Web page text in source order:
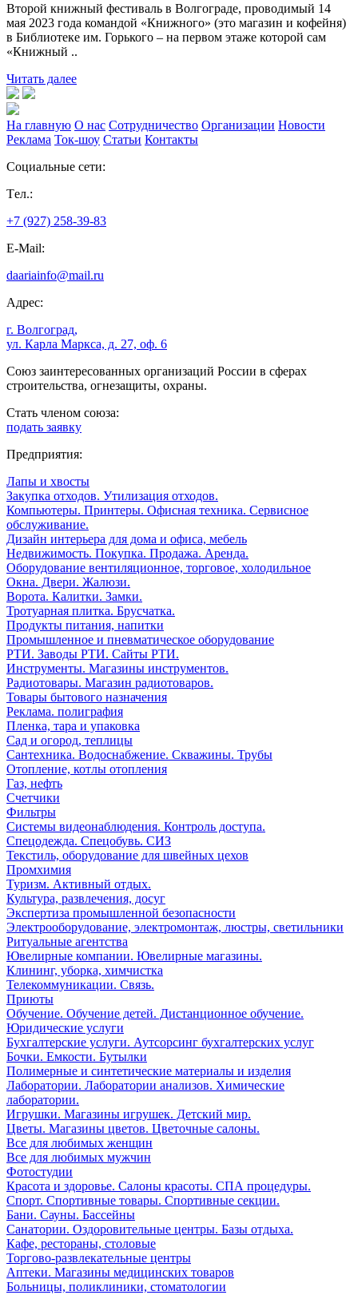
Второй книжный фестиваль в Волгограде, проводимый 14
мая 2023 года командой «Книжного» (это магазин и кофейня)
в Библиотеке им. Горького – на первом этаже которой сам
«Книжный ..
Читать далее
На главную О нас Сотрудничество Организации Новости
Реклама Ток-шоу Статьи Контакты
Социальные сети:
Tел.:
+7 (927) 258-39-83
E-Mail:
daariainfo@mail.ru
Адрес:
г. Волгоград,
ул. Карла Маркса, д. 27, оф. 6
Союз заинтересованных организаций России в сферах
строительства, огнезащиты, охраны.
Стать членом союза:
подать заявку
Предприятия:
Лапы и хвосты
Закупка отходов. Утилизация отходов.
Компьютеры. Принтеры. Офисная техника. Сервисное
обслуживание.
Дизайн интерьера для дома и офиса, мебель
Недвижимость. Покупка. Продажа. Аренда.
Оборудование вентиляционное, торговое, холодильное
Окна. Двери. Жалюзи.
Ворота. Калитки. Замки.
Тротуарная плитка. Брусчатка.
Продукты питания, напитки
Промышленное и пневматическое оборудование
РТИ. Заводы РТИ. Сайты РТИ.
Инструменты. Магазины инструментов.
Радиотовары. Магазин радиотоваров.
Товары бытового назначения
Реклама. полиграфия
Пленка, тара и упаковка
Сад и огород, теплицы
Сантехника. Водоснабжение. Скважины. Трубы
Отопление, котлы отопления
Газ, нефть
Счетчики
Фильтры
Системы видеонаблюдения. Контроль доступа.
Спецодежда. Спецобувь. СИЗ
Текстиль, оборудование для швейных цехов
Промхимия
Туризм. Активный отдых.
Культура, развлечения, досуг
Экспертиза промышленной безопасности
Электрооборудование, электромонтаж, люстры, светильники
Ритуальные агентства
Ювелирные компании. Ювелирные магазины.
Клининг, уборка, химчистка
Телекоммуникации. Связь.
Приюты
Обучение. Обучение детей. Дистанционное обучение.
Юридические услуги
Бухгалтерские услуги. Аутсорсинг бухгалтерских услуг
Бочки. Емкости. Бутылки
Полимерные и синтетические материалы и изделия
Лаборатории. Лаборатории анализов. Химические
лаборатории.
Игрушки. Магазины игрушек. Детский мир.
Цветы. Магазины цветов. Цветочные салоны.
Все для любимых женщин
Все для любимых мужчин
Фотостудии
Красота и здоровье. Салоны красоты. СПА процедуры.
Спорт. Спортивные товары. Спортивные секции.
Бани. Сауны. Бассейны
Санатории. Оздоровительные центры. Базы отдыха.
Кафе, рестораны, столовые
Торгово-развлекательные центры
Аптеки. Магазины медицинских товаров
Больницы, поликлиники, стоматологии